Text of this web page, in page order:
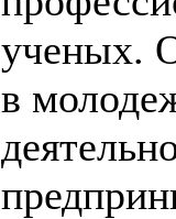
ученых.
в